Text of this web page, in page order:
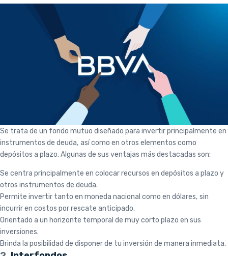
Se trata de un fondo mutuo diseñado para invertir principalmente en
instrumentos de deuda, así como en otros elementos como
depósitos a plazo. Algunas de sus ventajas más destacadas son:
Se centra principalmente en colocar recursos en depósitos a plazo y
otros instrumentos de deuda.
Permite invertir tanto en moneda nacional como en dólares, sin
incurrir en costos por rescate anticipado.
Orientado a un horizonte temporal de muy corto plazo en sus
inversiones.
Brinda la posibilidad de disponer de tu inversión de manera inmediata.